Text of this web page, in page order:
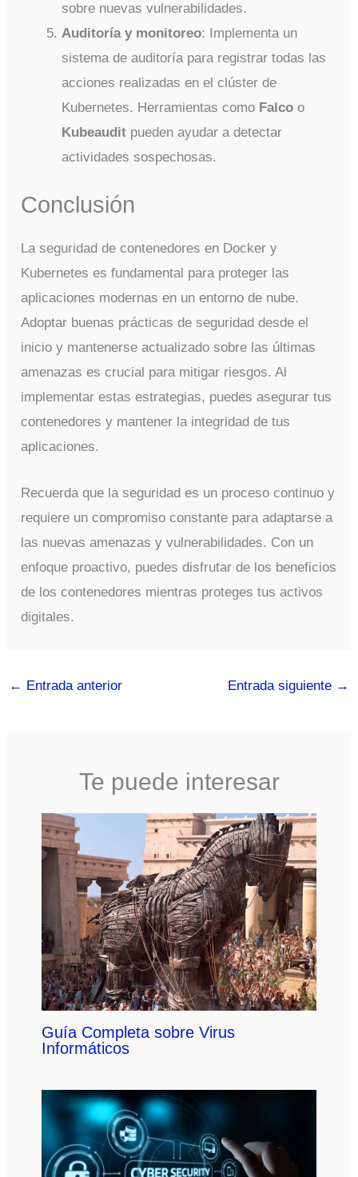
sobre nuevas vulnerabilidades.
Auditoría y monitoreo: Implementa un
sistema de auditoría para registrar todas las
acciones realizadas en el clúster de
Kubernetes. Herramientas como Falco o
Kubeaudit pueden ayudar a detectar
actividades sospechosas.
Conclusión
La seguridad de contenedores en Docker y
Kubernetes es fundamental para proteger las
aplicaciones modernas en un entorno de nube.
Adoptar buenas prácticas de seguridad desde el
inicio y mantenerse actualizado sobre las últimas
amenazas es crucial para mitigar riesgos. Al
implementar estas estrategias, puedes asegurar tus
contenedores y mantener la integridad de tus
aplicaciones.
Recuerda que la seguridad es un proceso continuo y
requiere un compromiso constante para adaptarse a
las nuevas amenazas y vulnerabilidades. Con un
enfoque proactivo, puedes disfrutar de los beneficios
de los contenedores mientras proteges tus activos
digitales.
← Entrada anterior Entrada siguiente →
Te puede interesar
Guía Completa sobre Virus
Informáticos